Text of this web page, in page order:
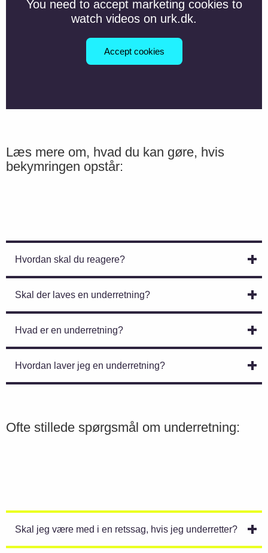
You need to accept marketing cookies to
watch videos on urk.dk.
Accept cookies
Læs mere om, hvad du kan gøre, hvis
bekymringen opstår:
Hvordan skal du reagere?
Skal der laves en underretning?
Hvad er en underretning?
Hvordan laver jeg en underretning?
Ofte stillede spørgsmål om underretning:
Skal jeg være med i en retssag, hvis jeg underretter?